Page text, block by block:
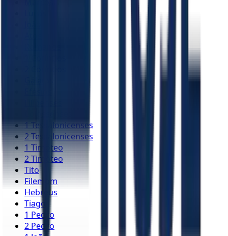
1 Tessalonicenses
2 Tessalonicenses
1 Timóteo
2 Timóteo
Tito
Filemom
Hebreus
Tiago
1 Pedro
2 Pedro